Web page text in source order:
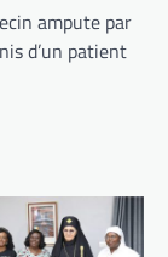
ampute par
d’un patient